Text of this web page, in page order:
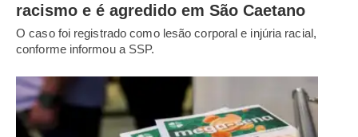
racismo e é agredido em São Caetano
O caso foi registrado como lesão corporal e injúria racial,
conforme informou a SSP.